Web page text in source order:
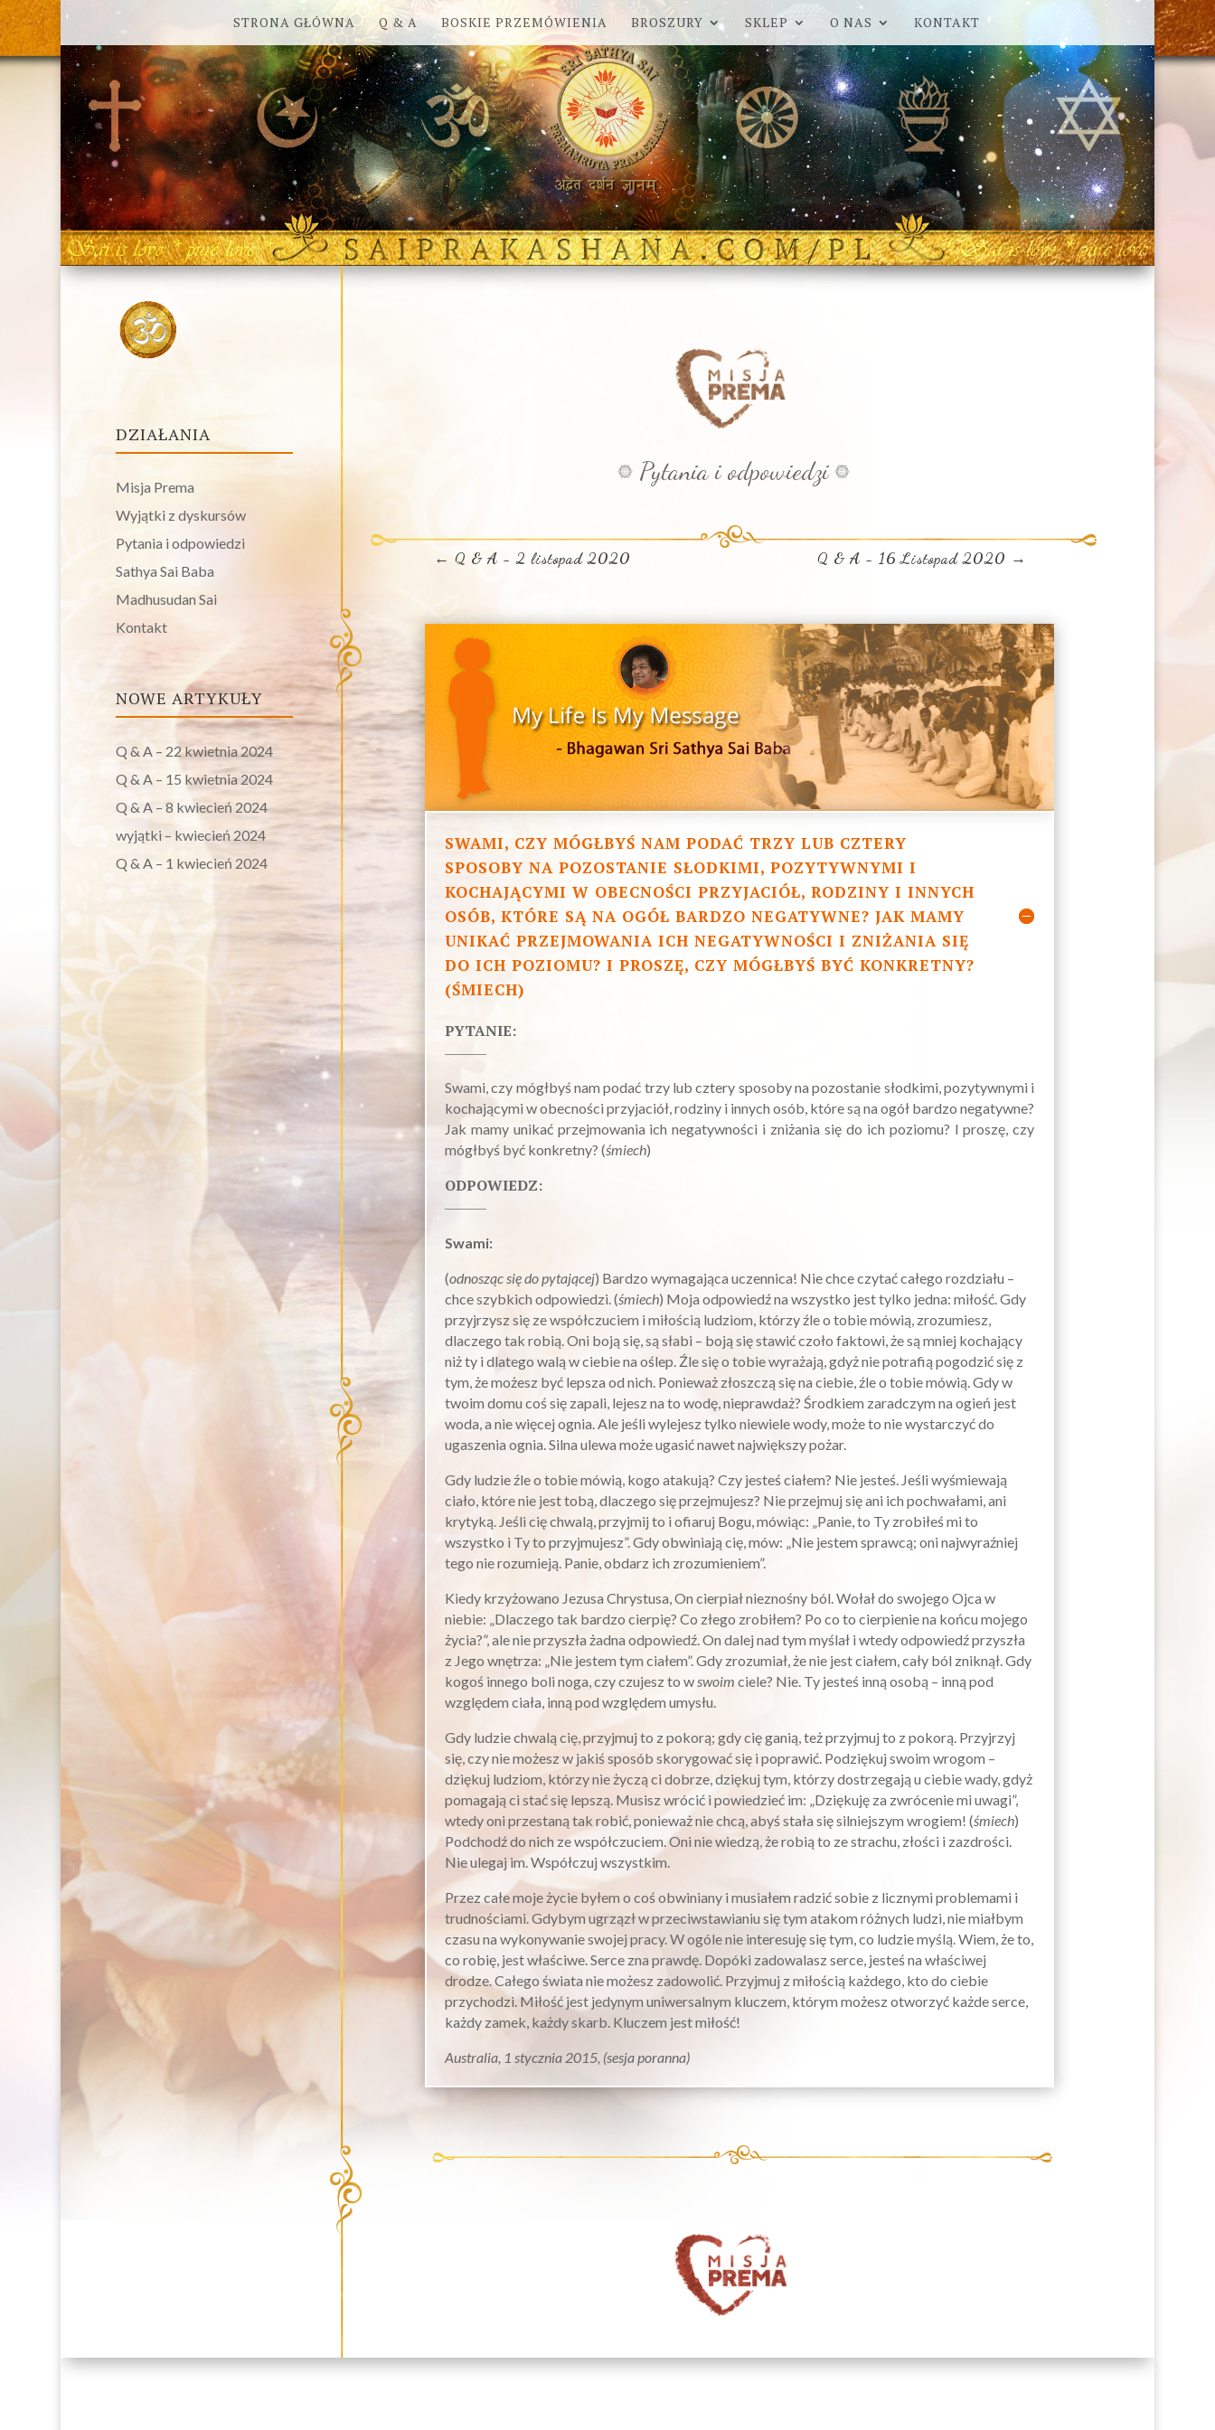
STRONA GŁÓWNA Q & A BOSKIE PRZEMÓWIENIA BROSZURY SKLEP O NAS KONTAKT
DZIAŁANIA
Misja Prema
Wyjątki z dyskursów
Pytania i odpowiedzi
Sathya Sai Baba
Madhusudan Sai
Kontakt
NOWE ARTYKUŁY
Q & A – 22 kwietnia 2024
Q & A – 15 kwietnia 2024
Q & A – 8 kwiecień 2024
wyjątki – kwiecień 2024
Q & A – 1 kwiecień 2024
Pytania i odpowiedzi
← Q & A - 2 listopad 2020 Q & A - 16 Listopad 2020 →
SWAMI, CZY MÓGŁBYŚ NAM PODAĆ TRZY LUB CZTERY
SPOSOBY NA POZOSTANIE SŁODKIMI, POZYTYWNYMI I
KOCHAJĄCYMI W OBECNOŚCI PRZYJACIÓŁ, RODZINY I INNYCH
OSÓB, KTÓRE SĄ NA OGÓŁ BARDZO NEGATYWNE? JAK MAMY
UNIKAĆ PRZEJMOWANIA ICH NEGATYWNOŚCI I ZNIŻANIA SIĘ
DO ICH POZIOMU? I PROSZĘ, CZY MÓGŁBYŚ BYĆ KONKRETNY?
(ŚMIECH)
PYTANIE:
Swami, czy mógłbyś nam podać trzy lub cztery sposoby na pozostanie słodkimi, pozytywnymi i
kochającymi w obecności przyjaciół, rodziny i innych osób, które są na ogół bardzo negatywne?
Jak mamy unikać przejmowania ich negatywności i zniżania się do ich poziomu? I proszę, czy
mógłbyś być konkretny? (śmiech)
ODPOWIEDZ:
Swami:
(odnosząc się do pytającej) Bardzo wymagająca uczennica! Nie chce czytać całego rozdziału –
chce szybkich odpowiedzi. (śmiech) Moja odpowiedź na wszystko jest tylko jedna: miłość. Gdy
przyjrzysz się ze współczuciem i miłością ludziom, którzy źle o tobie mówią, zrozumiesz,
dlaczego tak robią. Oni boją się, są słabi – boją się stawić czoło faktowi, że są mniej kochający
niż ty i dlatego walą w ciebie na oślep. Źle się o tobie wyrażają, gdyż nie potrafią pogodzić się z
tym, że możesz być lepsza od nich. Ponieważ złoszczą się na ciebie, źle o tobie mówią. Gdy w
twoim domu coś się zapali, lejesz na to wodę, nieprawdaż? Środkiem zaradczym na ogień jest
woda, a nie więcej ognia. Ale jeśli wylejesz tylko niewiele wody, może to nie wystarczyć do
ugaszenia ognia. Silna ulewa może ugasić nawet największy pożar.
Gdy ludzie źle o tobie mówią, kogo atakują? Czy jesteś ciałem? Nie jesteś. Jeśli wyśmiewają
ciało, które nie jest tobą, dlaczego się przejmujesz? Nie przejmuj się ani ich pochwałami, ani
krytyką. Jeśli cię chwalą, przyjmij to i ofiaruj Bogu, mówiąc: „Panie, to Ty zrobiłeś mi to
wszystko i Ty to przyjmujesz”. Gdy obwiniają cię, mów: „Nie jestem sprawcą; oni najwyraźniej
tego nie rozumieją. Panie, obdarz ich zrozumieniem”.
Kiedy krzyżowano Jezusa Chrystusa, On cierpiał nieznośny ból. Wołał do swojego Ojca w
niebie: „Dlaczego tak bardzo cierpię? Co złego zrobiłem? Po co to cierpienie na końcu mojego
życia?”, ale nie przyszła żadna odpowiedź. On dalej nad tym myślał i wtedy odpowiedź przyszła
z Jego wnętrza: „Nie jestem tym ciałem”. Gdy zrozumiał, że nie jest ciałem, cały ból zniknął. Gdy
kogoś innego boli noga, czy czujesz to w swoim ciele? Nie. Ty jesteś inną osobą – inną pod
względem ciała, inną pod względem umysłu.
Gdy ludzie chwalą cię, przyjmuj to z pokorą; gdy cię ganią, też przyjmuj to z pokorą. Przyjrzyj
się, czy nie możesz w jakiś sposób skorygować się i poprawić. Podziękuj swoim wrogom –
dziękuj ludziom, którzy nie życzą ci dobrze, dziękuj tym, którzy dostrzegają u ciebie wady, gdyż
pomagają ci stać się lepszą. Musisz wrócić i powiedzieć im: „Dziękuję za zwrócenie mi uwagi”,
wtedy oni przestaną tak robić, ponieważ nie chcą, abyś stała się silniejszym wrogiem! (śmiech)
Podchodź do nich ze współczuciem. Oni nie wiedzą, że robią to ze strachu, złości i zazdrości.
Nie ulegaj im. Współczuj wszystkim.
Przez całe moje życie byłem o coś obwiniany i musiałem radzić sobie z licznymi problemami i
trudnościami. Gdybym ugrzązł w przeciwstawianiu się tym atakom różnych ludzi, nie miałbym
czasu na wykonywanie swojej pracy. W ogóle nie interesuję się tym, co ludzie myślą. Wiem, że to,
co robię, jest właściwe. Serce zna prawdę. Dopóki zadowalasz serce, jesteś na właściwej
drodze. Całego świata nie możesz zadowolić. Przyjmuj z miłością każdego, kto do ciebie
przychodzi. Miłość jest jedynym uniwersalnym kluczem, którym możesz otworzyć każde serce,
każdy zamek, każdy skarb. Kluczem jest miłość!
Australia, 1 stycznia 2015, (sesja poranna)